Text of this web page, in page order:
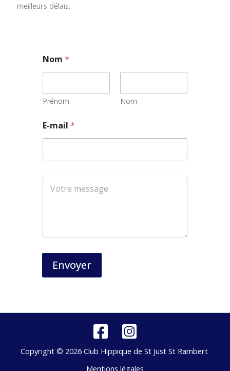
meilleurs délais.
Nom*
Prénom Nom
E-mail*
Envoyer
Copyright © 2026 Club Hippique de St Just St Rambert
Mentions légales